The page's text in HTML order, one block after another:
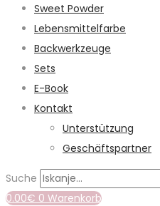
Sweet Powder
Lebensmittelfarbe
Backwerkzeuge
Sets
E-Book
Kontakt
Unterstützung
Geschäftspartner
Suche
0.00€ 0 Warenkorb